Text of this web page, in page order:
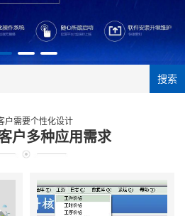
搜索
户需要个性化设计
户多种应用需求